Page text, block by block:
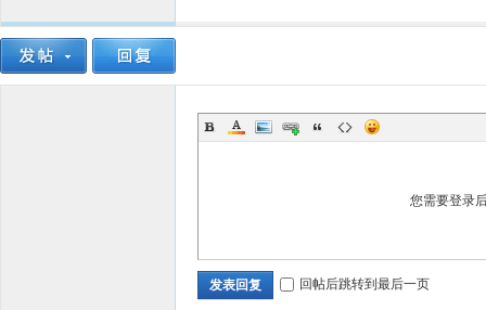
您需要登录
发表回复 回帖后跳转到最后一页